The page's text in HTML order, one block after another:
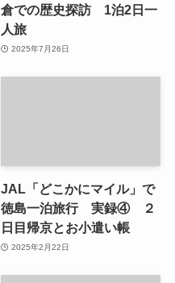
倉での歴史探訪 1泊2日一
人旅
2025年7月26日
JAL「どこかにマイル」で
徳島一泊旅行 実録④ ２
日目帰京とお小遣い帳
2025年2月22日